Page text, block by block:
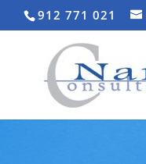
912 771 021